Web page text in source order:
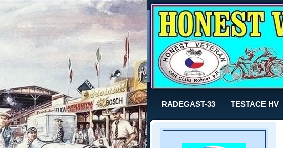
RADEGAST-33 TESTACE HV